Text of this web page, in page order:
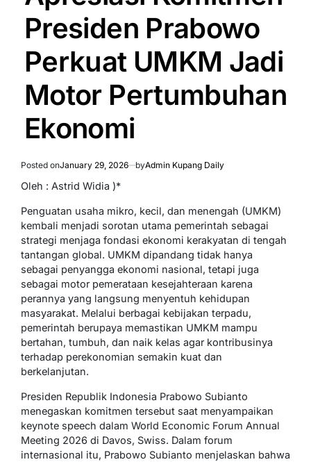
Presiden Prabowo
Perkuat UMKM Jadi
Motor Pertumbuhan
Ekonomi
Posted onJanuary 29, 2026 byAdmin Kupang Daily
Oleh : Astrid Widia )*
Penguatan usaha mikro, kecil, dan menengah (UMKM)
kembali menjadi sorotan utama pemerintah sebagai
strategi menjaga fondasi ekonomi kerakyatan di tengah
tantangan global. UMKM dipandang tidak hanya
sebagai penyangga ekonomi nasional, tetapi juga
sebagai motor pemerataan kesejahteraan karena
perannya yang langsung menyentuh kehidupan
masyarakat. Melalui berbagai kebijakan terpadu,
pemerintah berupaya memastikan UMKM mampu
bertahan, tumbuh, dan naik kelas agar kontribusinya
terhadap perekonomian semakin kuat dan
berkelanjutan.
Presiden Republik Indonesia Prabowo Subianto
menegaskan komitmen tersebut saat menyampaikan
keynote speech dalam World Economic Forum Annual
Meeting 2026 di Davos, Swiss. Dalam forum
internasional itu, Prabowo Subianto menjelaskan bahwa